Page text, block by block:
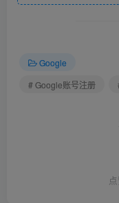
没有特别需求，点击
Google
# Google账号注册